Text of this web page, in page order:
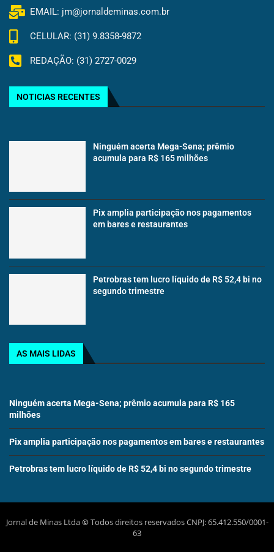
EMAIL: jm@jornaldeminas.com.br
CELULAR: (31) 9.8358-9872
REDAÇÃO: (31) 2727-0029
NOTICIAS RECENTES
Ninguém acerta Mega-Sena; prêmio
acumula para R$ 165 milhões
Pix amplia participação nos pagamentos
em bares e restaurantes
Petrobras tem lucro líquido de R$ 52,4 bi no
segundo trimestre
AS MAIS LIDAS
Ninguém acerta Mega-Sena; prêmio acumula para R$ 165
milhões
Pix amplia participação nos pagamentos em bares e restaurantes
Petrobras tem lucro líquido de R$ 52,4 bi no segundo trimestre
Jornal de Minas Ltda©Todos direitos reservados CNPJ: 65.412.550/0001-
63